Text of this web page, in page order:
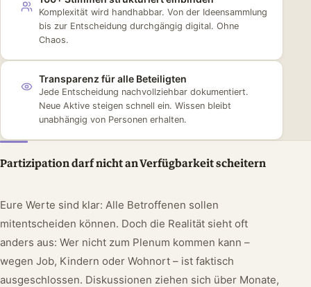
Komplexität wird handhabbar. Von der Ideensammlung
bis zur Entscheidung durchgängig digital. Ohne
Chaos.
Transparenz für alle Beteiligten
Jede Entscheidung nachvollziehbar dokumentiert.
Neue Aktive steigen schnell ein. Wissen bleibt
unabhängig von Personen erhalten.
Partizipation darf nicht an Verfügbarkeit scheitern
Eure Werte sind klar: Alle Betroffenen sollen
mitentscheiden können. Doch die Realität sieht oft
anders aus: Wer nicht zum Plenum kommen kann –
wegen Job, Kindern oder Wohnort – ist faktisch
ausgeschlossen. Diskussionen ziehen sich über Monate,